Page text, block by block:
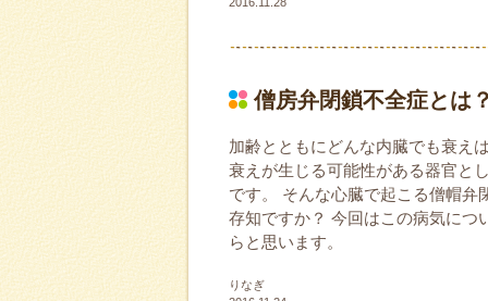
僧房弁閉鎖不全症とは
加齢とともにどんな内臓でも衰え
衰えが生じる可能性がある器官と
です。 そんな心臓で起こる僧帽弁
存知ですか？ 今回はこの病気につ
らと思います。
りなぎ